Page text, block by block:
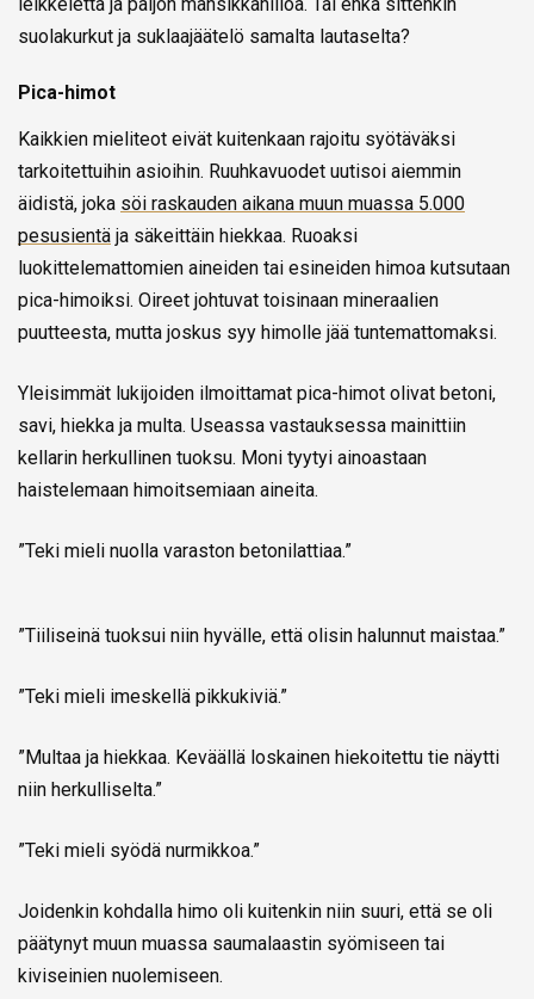
suolakurkut ja suklaajäätelö samalta lautaselta?
Pica-himot
Kaikkien mieliteot eivät kuitenkaan rajoitu syötäväksi
tarkoitettuihin asioihin. Ruuhkavuodet uutisoi aiemmin
äidistä, joka söi raskauden aikana muun muassa 5.000
pesusientä ja säkeittäin hiekkaa. Ruoaksi
luokittelemattomien aineiden tai esineiden himoa kutsutaan
pica-himoiksi. Oireet johtuvat toisinaan mineraalien
puutteesta, mutta joskus syy himolle jää tuntemattomaksi.
Yleisimmät lukijoiden ilmoittamat pica-himot olivat betoni,
savi, hiekka ja multa. Useassa vastauksessa mainittiin
kellarin herkullinen tuoksu. Moni tyytyi ainoastaan
haistelemaan himoitsemiaan aineita.
”Teki mieli nuolla varaston betonilattiaa.”
”Tiiliseinä tuoksui niin hyvälle, että olisin halunnut maistaa.”
”Teki mieli imeskellä pikkukiviä.”
”Multaa ja hiekkaa. Keväällä loskainen hiekoitettu tie näytti
niin herkulliselta.”
”Teki mieli syödä nurmikkoa.”
Joidenkin kohdalla himo oli kuitenkin niin suuri, että se oli
päätynyt muun muassa saumalaastin syömiseen tai
kiviseinien nuolemiseen.